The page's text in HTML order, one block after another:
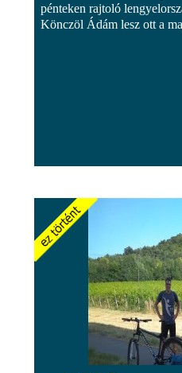
pénteken rajtoló
Könczöl Ádám lesz ott a